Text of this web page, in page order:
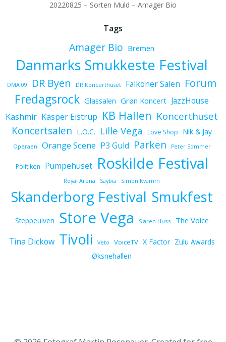
20220825 – Sorten Muld – Amager Bio
Tags
Amager Bio Bremen
Danmarks Smukkeste Festival
DMA 09 DR Byen DR Koncerthuset Falkoner Salen Forum
Fredagsrock Glassalen Grøn Koncert JazzHouse
Kashmir Kasper Eistrup KB Hallen Koncerthuset
Koncertsalen L.O.C. Lille Vega Love Shop Nik & Jay
Operaen Orange Scene P3 Guld Parken Peter Sommer
Politiken Pumpehuset Roskilde Festival
Royal Arena Saybia Simon Kvamm
Skanderborg Festival Smukfest
Steppeulven Store Vega Søren Huss The Voice
Tina Dickow Tivoli Veto VoiceTV X Factor Zulu Awards
Øksnehallen